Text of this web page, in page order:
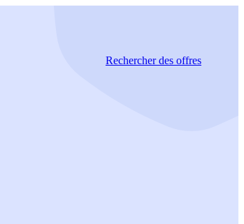
Rechercherdes offres